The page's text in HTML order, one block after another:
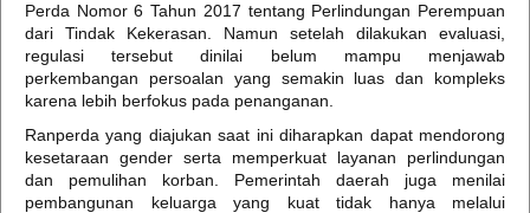
Perda Nomor 6 Tahun 2017 tentang Perlindungan Perempuan
dari Tindak Kekerasan. Namun setelah dilakukan evaluasi,
regulasi tersebut dinilai belum mampu menjawab
perkembangan persoalan yang semakin luas dan kompleks
karena lebih berfokus pada penanganan.
Ranperda yang diajukan saat ini diharapkan dapat mendorong
kesetaraan gender serta memperkuat layanan perlindungan
dan pemulihan korban. Pemerintah daerah juga menilai
pembangunan keluarga yang kuat tidak hanya melalui